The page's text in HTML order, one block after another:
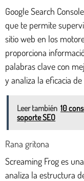
Google Search
que te permite
sitio web en los
proporciona
palabras clave con
y analiza la eficacia
Leer también 10
soporte SEO
Rana gritona
Screaming Frog es
analiza la estructura